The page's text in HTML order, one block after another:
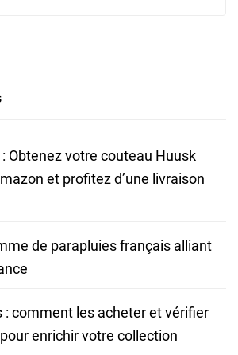
Obtenez votre couteau Huusk
et profitez d’une livraison
de parapluies français alliant
: comment les acheter et vérifier
enrichir votre collection